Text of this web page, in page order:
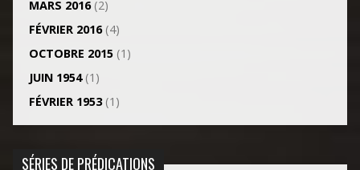
MARS 2016(2)
FÉVRIER 2016(4)
OCTOBRE 2015(1)
JUIN 1954(1)
FÉVRIER 1953(1)
SÉRIES DE PRÉDICATIONS